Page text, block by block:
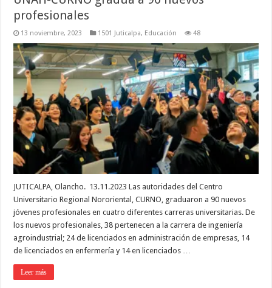
profesionales
13 noviembre, 2023 1501 Juticalpa, Educación 48
JUTICALPA, Olancho. 13.11.2023 Las autoridades del Centro
Universitario Regional Nororiental, CURNO, graduaron a 90 nuevos
jóvenes profesionales en cuatro diferentes carreras universitarias. De
los nuevos profesionales, 38 pertenecen a la carrera de ingeniería
agroindustrial; 24 de licenciados en administración de empresas, 14
de licenciados en enfermería y 14 en licenciados …
Leer más